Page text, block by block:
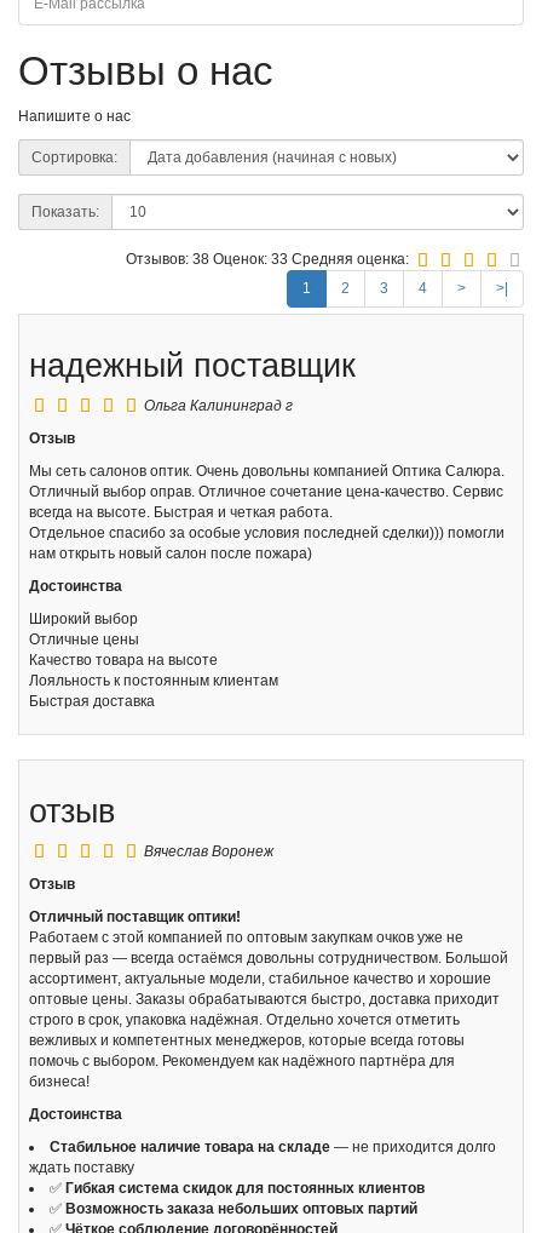
E-Mail рассылка
Отзывы о нас
Напишите о нас
Сортировка:
Показать:
Отзывов: 38 Оценок: 33 Средняя оценка:
1
2 3 4 > >|
надежный поставщик
Ольга Калининград г
Отзыв
Мы сеть салонов оптик. Очень довольны компанией Оптика Салюра.
Отличный выбор оправ. Отличное сочетание цена-качество. Сервис
всегда на высоте. Быстрая и четкая работа.
Отдельное спасибо за особые условия последней сделки))) помогли
нам открыть новый салон после пожара)
Достоинства
Широкий выбор
Отличные цены
Качество товара на высоте
Лояльность к постоянным клиентам
Быстрая доставка
отзыв
Вячеслав Воронеж
Отзыв
Отличный поставщик оптики!
Работаем с этой компанией по оптовым закупкам очков уже не
первый раз — всегда остаёмся довольны сотрудничеством. Большой
ассортимент, актуальные модели, стабильное качество и хорошие
оптовые цены. Заказы обрабатываются быстро, доставка приходит
строго в срок, упаковка надёжная. Отдельно хочется отметить
вежливых и компетентных менеджеров, которые всегда готовы
помочь с выбором. Рекомендуем как надёжного партнёра для
бизнеса!
Достоинства
Стабильное наличие товара на складе — не приходится долго
ждать поставку
✅ Гибкая система скидок для постоянных клиентов
✅ Возможность заказа небольших оптовых партий
✅ Чёткое соблюдение договорённостей